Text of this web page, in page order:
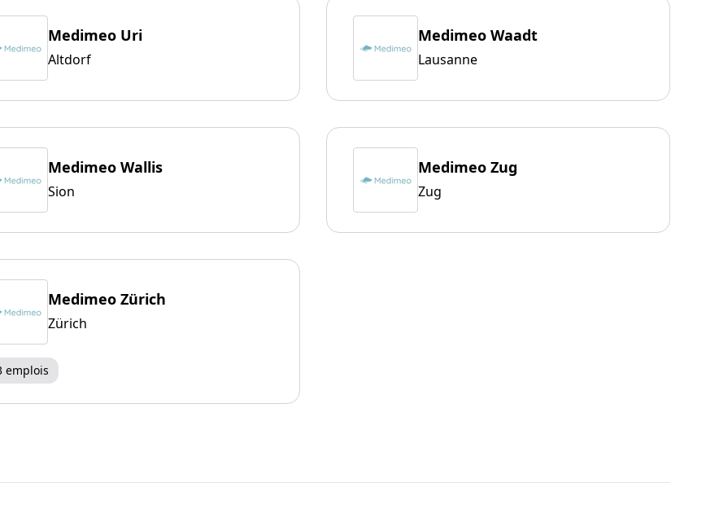
Medimeo Uri
Altdorf
Medimeo Waadt
Lausanne
Medimeo Wallis
Sion
Medimeo Zug
Zug
Medimeo Zürich
Zürich
emplois